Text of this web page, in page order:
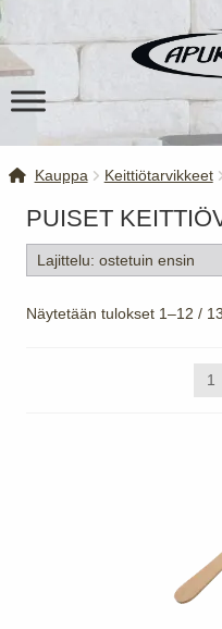
navigointiin
sisältöön
Kauppa Keittiötarvikkeet
PUISET
Näytetään tulokset 1–12 / 13
1